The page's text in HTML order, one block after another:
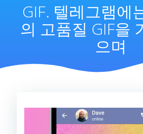
GIF. 텔레그램에
의 고품질 GIF을
으며